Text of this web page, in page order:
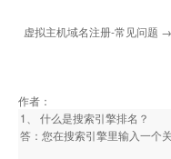
虚拟主机域名注册-常见问题
作者：
1、 什么是搜索引擎排名？
答：您在搜索引擎里输入一个